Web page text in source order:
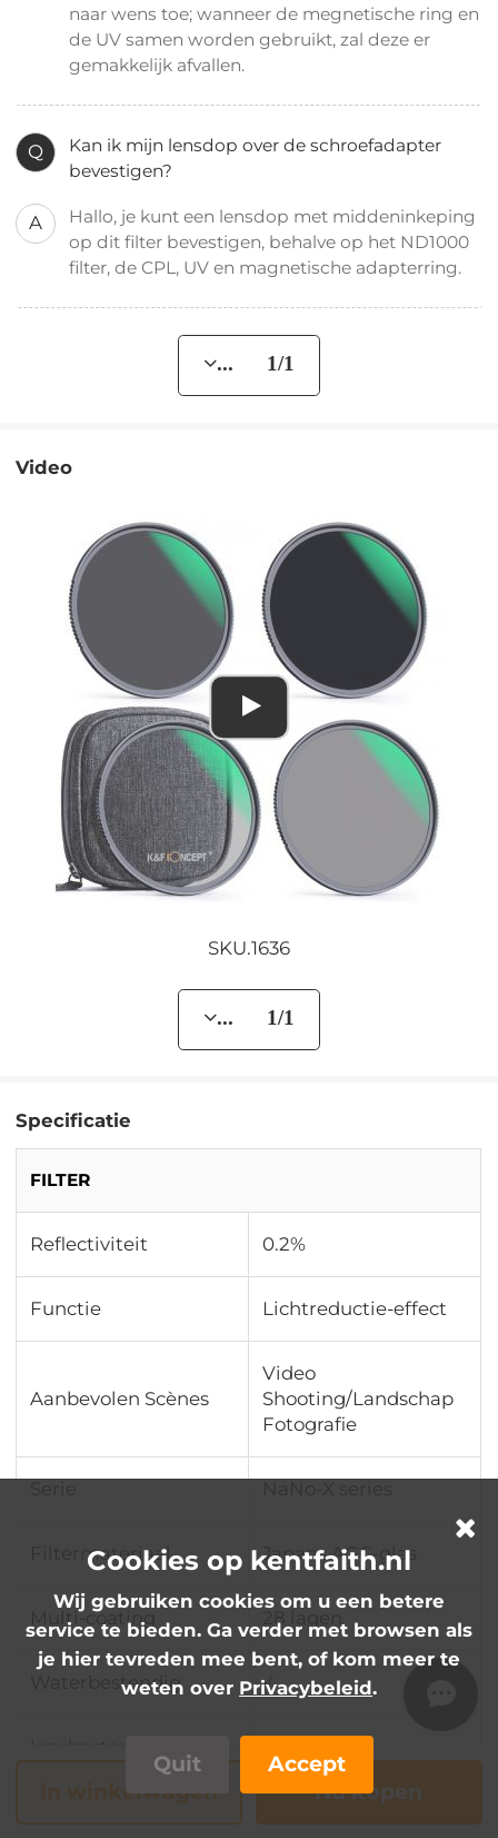
naar wens toe; wanneer de megnetische ring en
de UV samen worden gebruikt, zal deze er
gemakkelijk afvallen.
Q
Kan ik mijn lensdop over de schroefadapter
bevestigen?
A
Hallo, je kunt een lensdop met middeninkeping
op dit filter bevestigen, behalve op het ND1000
filter, de CPL, UV en magnetische adapterring.
... 1/1
Video
SKU.1636
... 1/1
Specificatie
FILTER
Reflectiviteit 0.2%
Functie Lichtreductie-effect
Aanbevolen Scènes
Video
Shooting/Landschap
Fotografie
Filtermateriaal Japans AGC-glas
Multi-coating 28 lagen
Waterbestendig √
In winkelwagen Nu kopen
Cookies op kentfaith.nl
Wij gebruiken cookies om u een betere
service te bieden. Ga verder met browsen als
je hier tevreden mee bent, of kom meer te
weten over Privacybeleid.
Quit Accept